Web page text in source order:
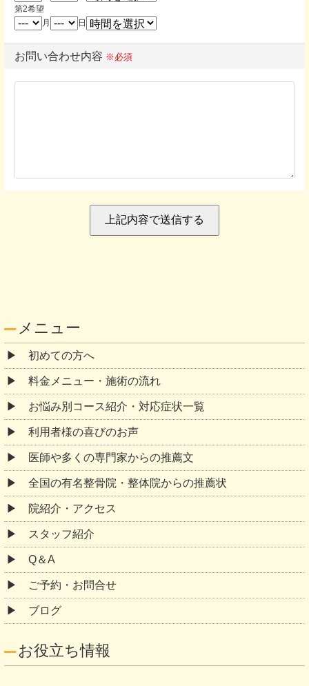
第2希望
月
日
お問い合わせ内容 ※必須
メニュー
初めての方へ
料金メニュー・施術の流れ
お悩み別コース紹介・対応症状一覧
利用者様の喜びのお声
医師や多くの専門家からの推薦文
全国の有名整骨院・整体院からの推薦状
院紹介・アクセス
スタッフ紹介
Q＆A
ご予約・お問合せ
ブログ
お役立ち情報